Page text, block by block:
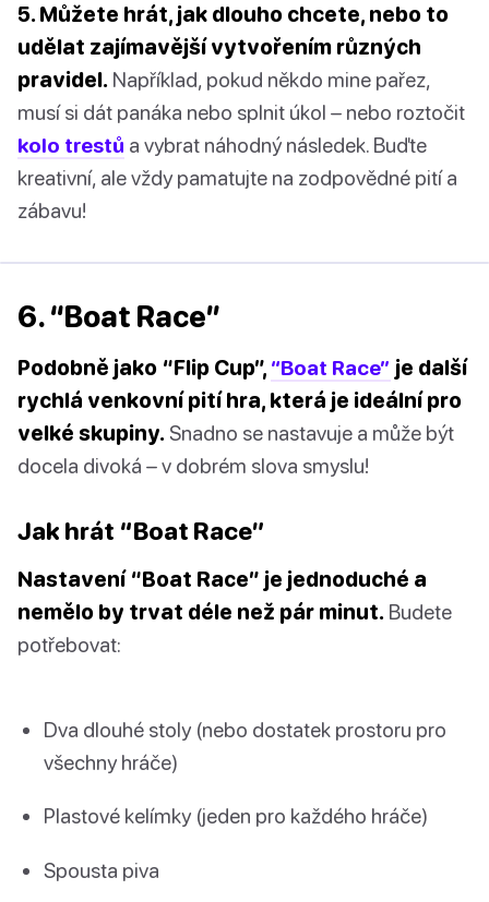
5. Můžete hrát, jak dlouho chcete, nebo to
udělat zajímavější vytvořením různých
pravidel. Například, pokud někdo mine pařez,
musí si dát panáka nebo splnit úkol – nebo roztočit
kolo trestů a vybrat náhodný následek. Buďte
kreativní, ale vždy pamatujte na zodpovědné pití a
zábavu!
6. “Boat Race”
Podobně jako “Flip Cup”, “Boat Race” je další
rychlá venkovní pití hra, která je ideální pro
velké skupiny. Snadno se nastavuje a může být
docela divoká – v dobrém slova smyslu!
Jak hrát “Boat Race”
Nastavení “Boat Race” je jednoduché a
nemělo by trvat déle než pár minut. Budete
potřebovat:
Dva dlouhé stoly (nebo dostatek prostoru pro
všechny hráče)
Plastové kelímky (jeden pro každého hráče)
Spousta piva